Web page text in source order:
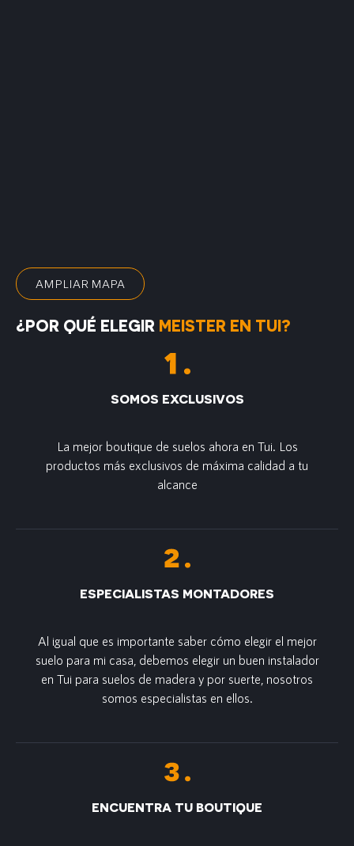
AMPLIAR MAPA
¿POR QUÉ ELEGIR MEISTER EN TUI?
SOMOS EXCLUSIVOS
La mejor boutique de suelos ahora en Tui. Los
productos más exclusivos de máxima calidad a tu
alcance
ESPECIALISTAS MONTADORES
Al igual que es importante saber cómo elegir el mejor
suelo para mi casa, debemos elegir un buen instalador
en Tui para suelos de madera y por suerte, nosotros
somos especialistas en ellos.
ENCUENTRA TU BOUTIQUE